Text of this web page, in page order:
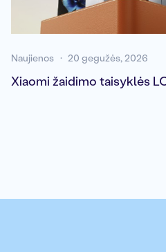
Naujienos 20 gegužės, 2026
Xiaomi žaidimo taisyklės